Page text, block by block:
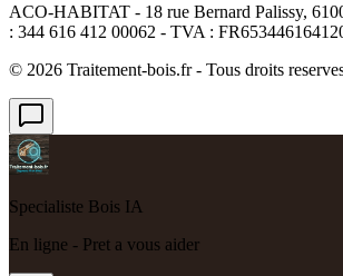
ACO-HABITAT - 18 rue Bernard Palissy,
: 344 616 412 00062 - TVA :
© 2026 Traitement-bois.fr - Tous droits
Specialiste Bois IA
En ligne - Pret a vous aider